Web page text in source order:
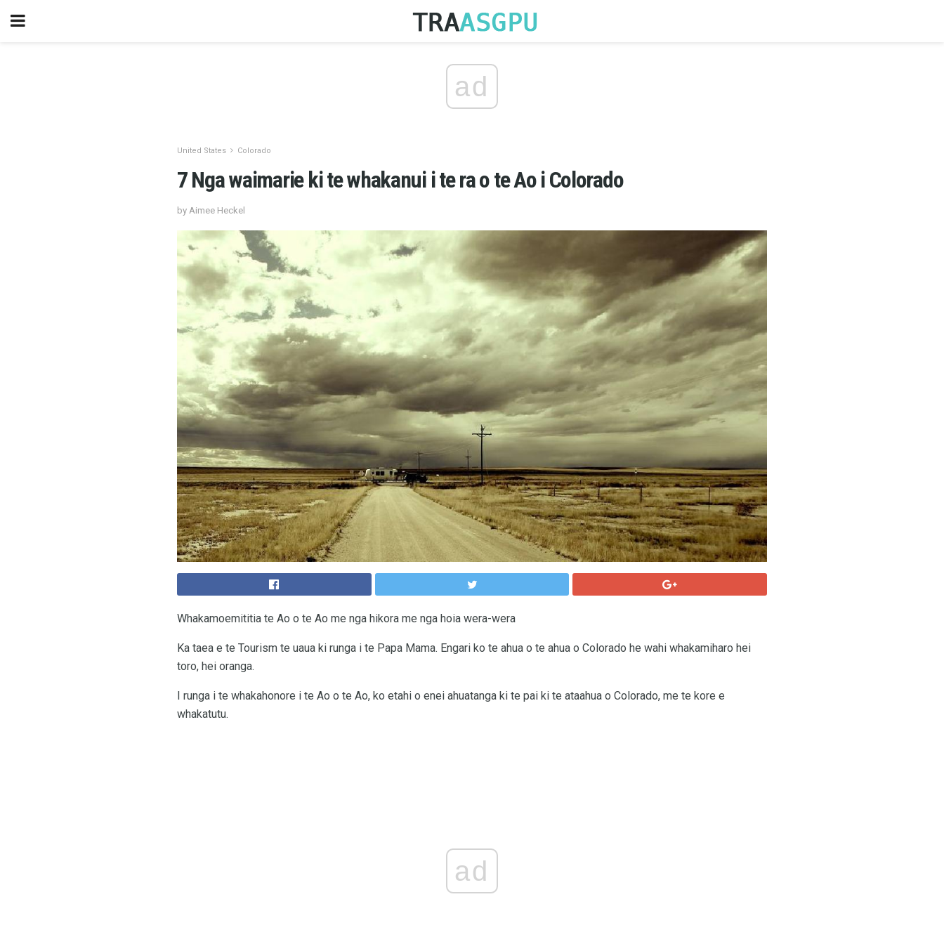
ad
United States Colorado
7 Nga waimarie ki te whakanui i te ra o te Ao i Colorado
by Aimee Heckel
Whakamoemititia te Ao o te Ao me nga hikora me nga hoia wera-wera
Ka taea e te Tourism te uaua ki runga i te Papa Mama. Engari ko te ahua o te ahua o Colorado he wahi whakamiharo hei
toro, hei oranga.
I runga i te whakahonore i te Ao o te Ao, ko etahi o enei ahuatanga ki te pai ki te ataahua o Colorado, me te kore e
whakatutu.
ad